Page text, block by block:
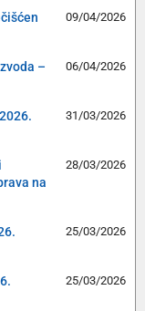
09/04/2026
–
06/04/2026
31/03/2026
na
28/03/2026
25/03/2026
25/03/2026